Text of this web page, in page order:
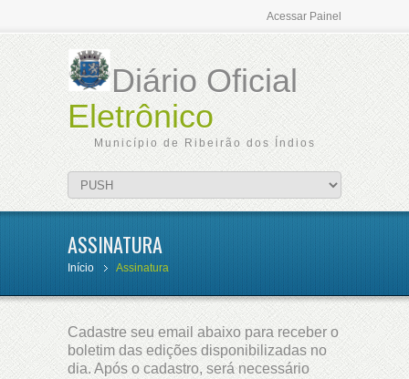
Acessar Painel
Diário Oficial
Eletrônico
Município de Ribeirão dos Índios
ASSINATURA
Início Assinatura
Cadastre seu email abaixo para receber o
boletim das edições disponibilizadas no
dia. Após o cadastro, será necessário